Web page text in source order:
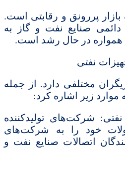
بازار پررونق و رقابتی است.
دائمی صنایع نفت و گاز به
همواره در حال رشد است.
نفتی
مختلفی دارد. از جمله
موارد زیر اشاره کرد:
نفتی: شرکت‌های تولیدکننده
خود را به شرکت‌های
اتصالات صنایع نفت و